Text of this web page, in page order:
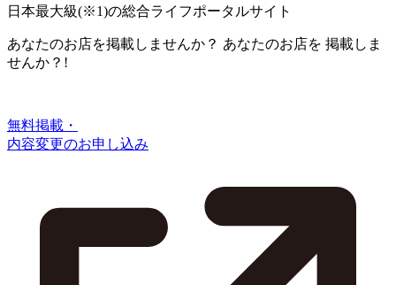
日本最大級(※1)の総合ライフポータルサイト
あなたのお店を掲載しませんか？ あなたのお店を 掲載しま
せんか？!
無料掲載・
内容変更のお申し込み